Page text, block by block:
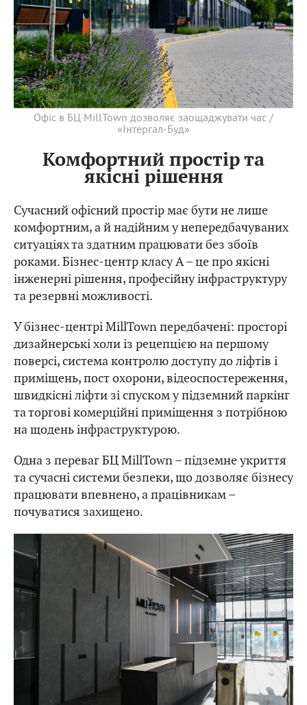
Офіс в БЦ MillTown дозволяє заощаджувати час /
«Інтергал-Буд»
Комфортний простір та
якісні рішення
Сучасний офісний простір має бути не лише
комфортним, а й надійним у непередбачуваних
ситуаціях та здатним працювати без збоїв
роками. Бізнес-центр класу А – це про якісні
інженерні рішення, професійну інфраструктуру
та резервні можливості.
У бізнес-центрі MillTown передбачені: просторі
дизайнерські холи із рецепцією на першому
поверсі, система контролю доступу до ліфтів і
приміщень, пост охорони, відеоспостереження,
швидкісні ліфти зі спуском у підземний паркінг
та торгові комерційні приміщення з потрібною
на щодень інфраструктурою.
Одна з переваг БЦ MillTown – підземне укриття
та сучасні системи безпеки, що дозволяє бізнесу
працювати впевнено, а працівникам –
почуватися захищено.